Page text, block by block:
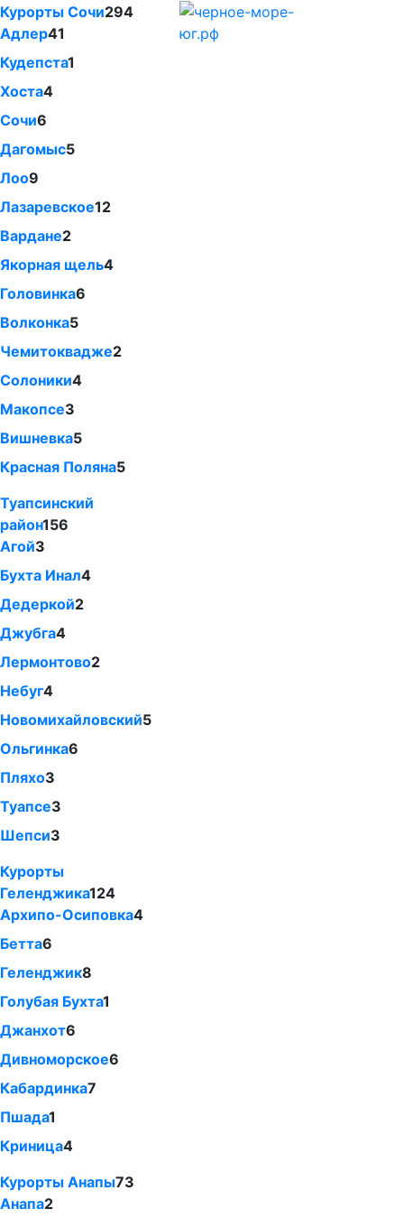
Курорты Сочи294
Адлер41
Кудепста1
Хоста4
Сочи6
Дагомыс5
Лоо9
Лазаревское12
Вардане2
Якорная щель4
Головинка6
Волконка5
Чемитоквадже2
Солоники4
Макопсе3
Вишневка5
Красная Поляна5
Туапсинский
район156
Агой3
Бухта Инал4
Дедеркой2
Джубга4
Лермонтово2
Небуг4
Новомихайловский5
Ольгинка6
Пляхо3
Туапсе3
Шепси3
Курорты
Геленджика124
Архипо-Осиповка4
Бетта6
Геленджик8
Голубая Бухта1
Джанхот6
Дивноморское6
Кабардинка7
Пшада1
Криница4
Курорты Анапы73
Анапа2